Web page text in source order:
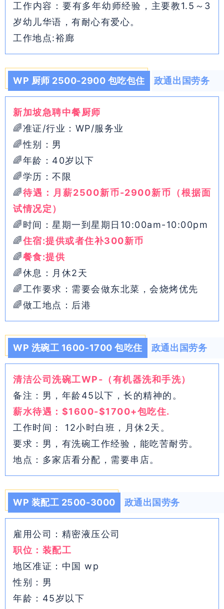
工作内容：要有多年幼师经验，主要教1.5～3
岁幼儿华语，有耐心有爱心。
工作地点:裕廊
WP 厨师 2500-2900 包吃包住 政通出国劳务
新加坡急聘中餐厨师
🌈准证/行业：WP/服务业
🌈性别：男
🌈年龄：40岁以下
🌈学历：不限
🌈待遇：月薪2500新币-2900新币（根据面
试情况定）
🌈时间：星期一到星期日10:00am-10:00pm
🌈住宿:提供或者住补300新币
🌈餐食:提供
🌈休息：月休2天
🌈工作要求：需要会做东北菜，会烧烤优先
🌈做工地点：后港
WP 洗碗工 1600-1700 包吃住 政通出国劳务
清洁公司洗碗工WP-（有机器洗和手洗）
备注：男，年龄45以下，长的精神的。
薪水待遇：$1600-$1700+包吃住.
工作时间： 12小时白班，月休2天。
要求：男，有洗碗工作经验，能吃苦耐劳。
地点：多家店看分配，需要串店。
WP 装配工 2500-3000 政通出国劳务
雇用公司：精密液压公司
职位：装配工
地区准证：中国 wp
性别：男
年龄：45岁以下